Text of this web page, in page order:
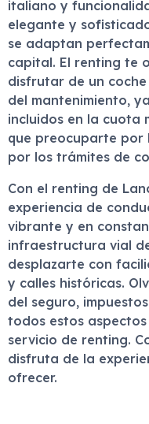
italiano y
elegante y
se adaptan
capital. El renting te
disfrutar de un
del mantenimiento,
incluidos en la cuota
que preocuparte por
por los trámites de
Con el renting de
experiencia de
vibrante y en
infraestructura vial
desplazarte con
y calles históricas.
del seguro,
todos estos
servicio de renting.
disfruta de la
ofrecer.